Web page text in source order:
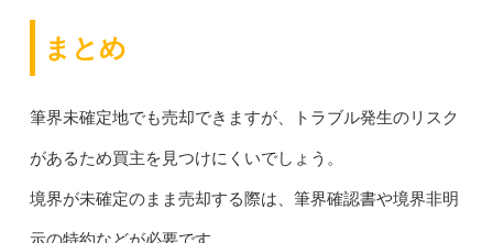
まとめ
筆界未確定地でも売却できますが、トラブル発生のリスク
があるため買主を見つけにくいでしょう。
境界が未確定のまま売却する際は、筆界確認書や境界非明
示の特約などが必要です。